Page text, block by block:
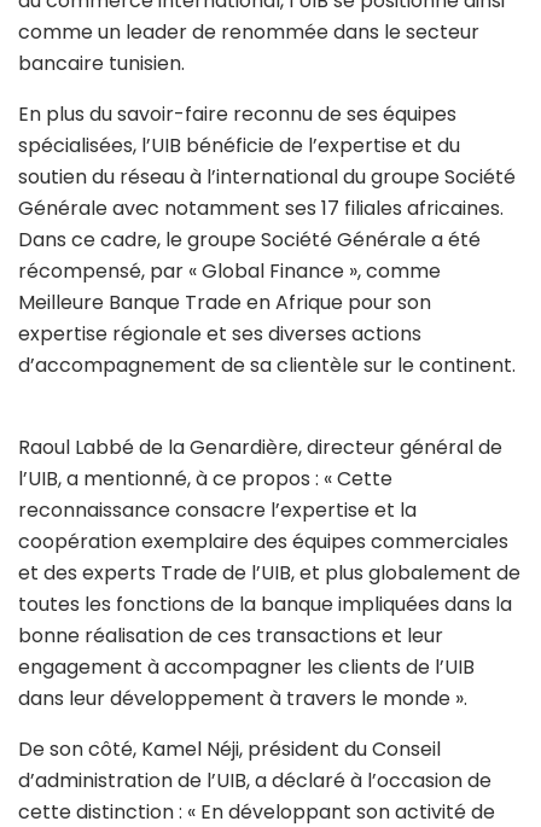
comme un leader de renommée dans le secteur
bancaire tunisien.
En plus du savoir-faire reconnu de ses équipes
spécialisées, l’UIB bénéficie de l’expertise et du
soutien du réseau à l’international du groupe Société
Générale avec notamment ses 17 filiales africaines.
Dans ce cadre, le groupe Société Générale a été
récompensé, par « Global Finance », comme
Meilleure Banque Trade en Afrique pour son
expertise régionale et ses diverses actions
d’accompagnement de sa clientèle sur le continent.
Raoul Labbé de la Genardière, directeur général de
l’UIB, a mentionné, à ce propos : « Cette
reconnaissance consacre l’expertise et la
coopération exemplaire des équipes commerciales
et des experts Trade de l’UIB, et plus globalement de
toutes les fonctions de la banque impliquées dans la
bonne réalisation de ces transactions et leur
engagement à accompagner les clients de l’UIB
dans leur développement à travers le monde ».
De son côté, Kamel Néji, président du Conseil
d’administration de l’UIB, a déclaré à l’occasion de
cette distinction : « En développant son activité de